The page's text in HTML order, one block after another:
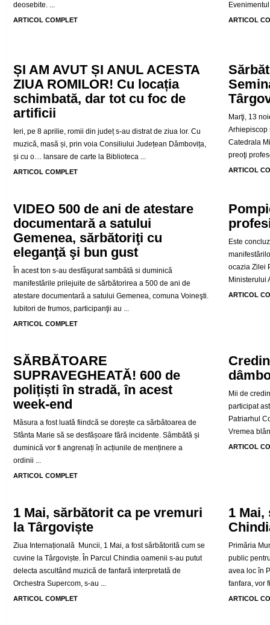
deosebite. ...
ARTICOL COMPLET ARTICOL
ȘI AM AVUT ȘI ANUL ACESTA
ZIUA ROMILOR! Cu locația
schimbată, dar tot cu foc de
artificii
Ieri, pe 8 aprilie, romii din județ s-au distrat de ziua lor. Cu
muzică, masă și, prin voia Consiliului Județean Dâmbovița,
și cu o… lansare de carte la Biblioteca ...
ARTICOL COMPLET
Marţi, 13
Arhiepiscop
Catedrala
preoţi
ARTICOL
VIDEO 500 de ani de atestare
documentară a satului
Gemenea, sărbătoriţi cu
eleganţă şi bun gust
În acest ton s-au desfăşurat sambătă si duminică
manifestările prilejuite de sărbătorirea a 500 de ani de
atestare documentară a satului Gemenea, comuna Voineşti.
Iubitori de frumos, participanţii au ...
ARTICOL COMPLET
Este
ocazia Zilei
Ministerului
ARTICOL
SĂRBĂTOARE
SUPRAVEGHEATĂ! 600 de
polițiști în stradă, în acest
week-end
Măsura a fost luată fiindcă se dorește ca sărbătoarea de
Sfânta Marie să se desfășoare fără incidente. Sâmbătă și
duminică vor fi angrenați în acțiunile de menținere a
ordinii ...
ARTICOL COMPLET
Mii de
participat
Patriarhul
Vremea
ARTICOL
1 Mai, sărbătorit ca pe vremuri
la Târgoviște
Ziua Internațională Muncii, 1 Mai, a fost sărbătorită cum se
cuvine la Târgoviște. În Parcul Chindia oamenii s-au putut
delecta ascultând muzică de fanfară interpretată de
Orchestra Supercom, s-au ...
ARTICOL COMPLET
1
Primăria
public
avea loc în
fanfara, vor
ARTICOL